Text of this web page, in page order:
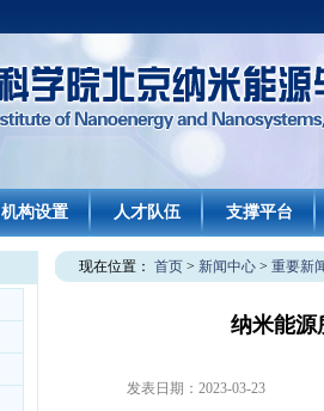
机构设置 人才队伍 支撑平台
现在位置： 首页> 新闻中心> 重要新
纳米能源
发表日期： 2023-03-23